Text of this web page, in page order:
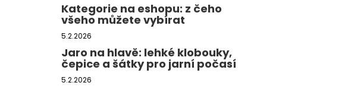
Kategorie na eshopu: z čeho
všeho můžete vybírat
5.2.2026
Jaro na hlavě: lehké klobouky,
čepice a šátky pro jarní počasí
5.2.2026